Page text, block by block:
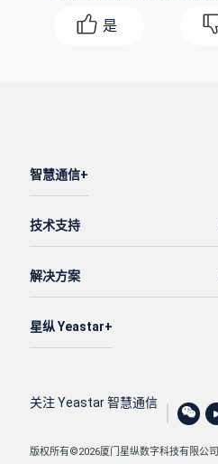
是
智慧通信
技术支持
解决方案
星纵 Yeastar
关注 Yeastar 智慧通信
版权所有©2026厦门星纵数字科技有限公司